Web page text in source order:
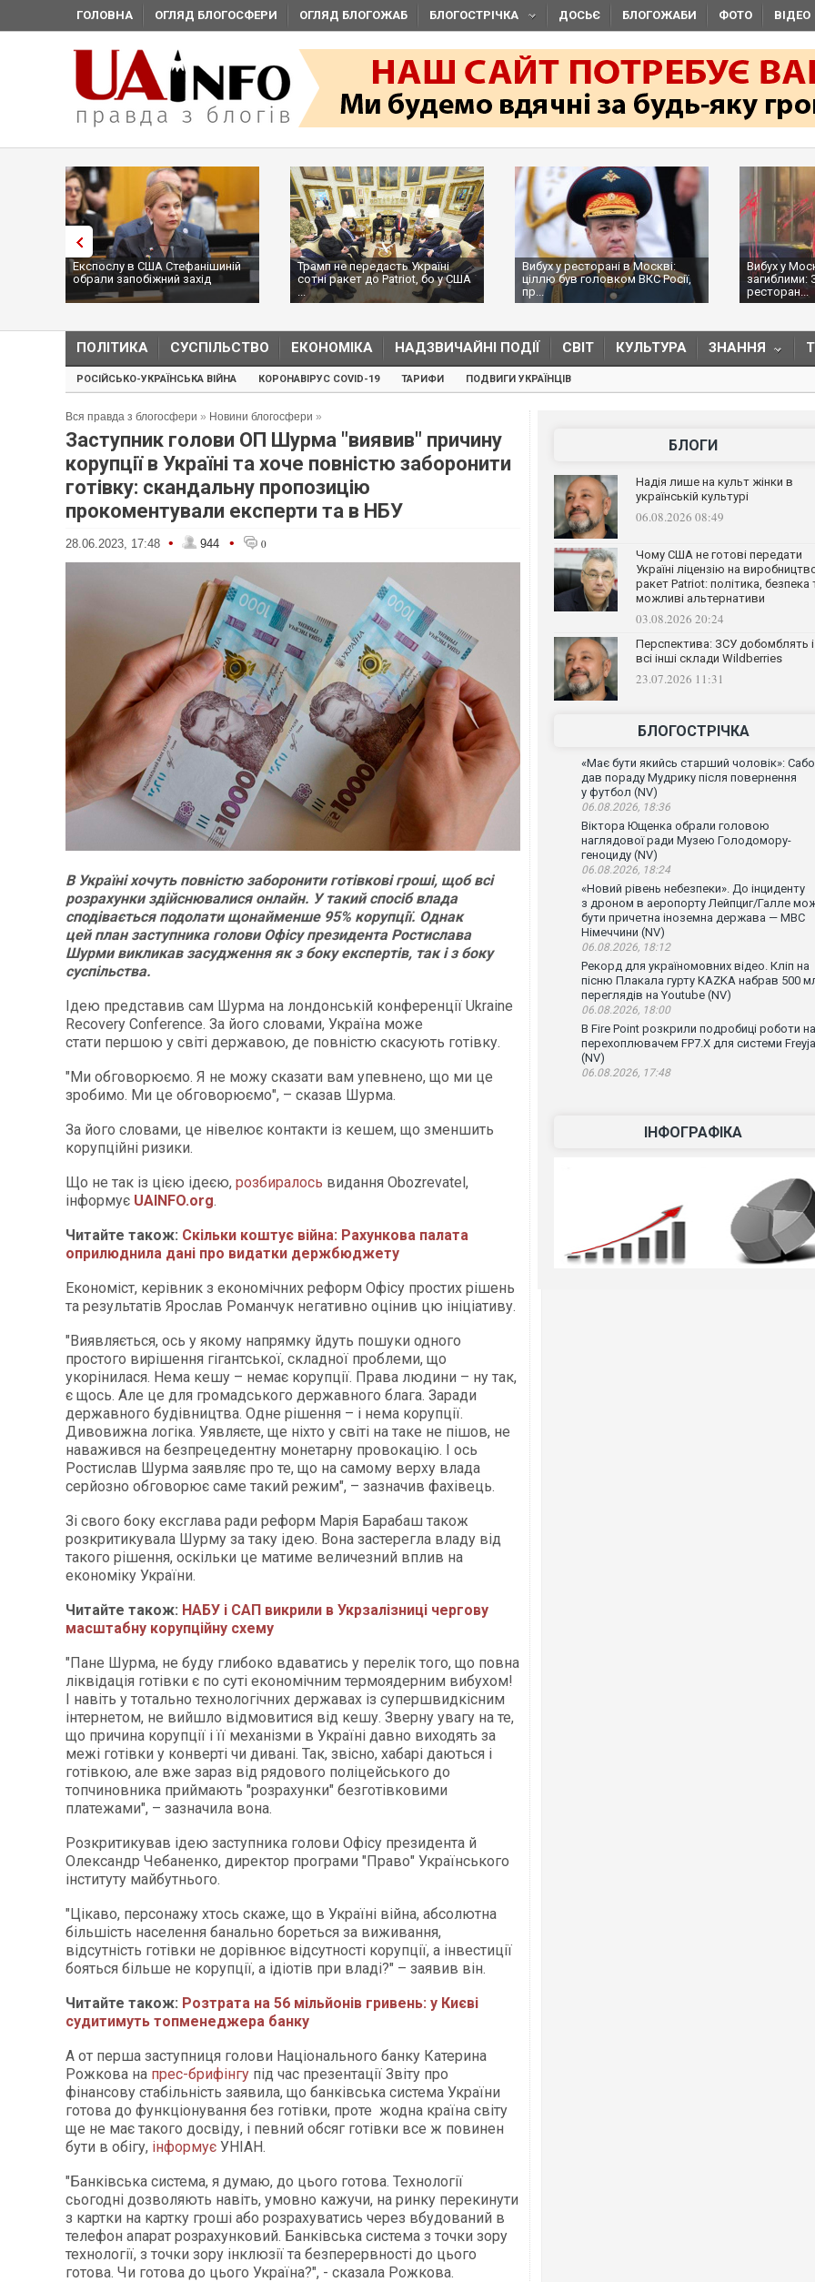
ГОЛОВНА ОГЛЯД БЛОГОСФЕРИ ОГЛЯД БЛОГОЖАБ БЛОГОСТРІЧКА ДОСЬЄ БЛОГОЖАБИ ФОТО ВІДЕО
Експослу в США Стефанішиній
обрали запобіжний захід
Трамп не передасть Україні
сотні ракет до Patriot, бо у США
...
Вибух у ресторані в Москві:
ціллю був головком ВКС Росії,
пр...
Вибух у
загиблими:
ресторан...
ПОЛІТИКА СУСПІЛЬСТВО ЕКОНОМІКА НАДЗВИЧАЙНІ ПОДІЇ СВІТ КУЛЬТУРА ЗНАННЯ
РОСІЙСЬКО-УКРАЇНСЬКА ВІЙНА КОРОНАВІРУС COVID-19 ТАРИФИ ПОДВИГИ УКРАЇНЦІВ
Вся правда з блогосфери » Новини блогосфери »
Заступник голови ОП Шурма "виявив" причину
корупції в Україні та хоче повністю заборонити
готівку: скандальну пропозицію
прокоментували експерти та в НБУ
28.06.2023, 17:48 • 944 • 0
В Україні хочуть повністю заборонити готівкові гроші, щоб всі
розрахунки здійснювалися онлайн. У такий спосіб влада
сподівається подолати щонайменше 95% корупції. Однак
цей план заступника голови Офісу президента Ростислава
Шурми викликав засудження як з боку експертів, так і з боку
суспільства.
Ідею представив сам Шурма на лондонській конференції Ukraine
Recovery Conference. За його словами, Україна може
стати першою у світі державою, де повністю скасують готівку.
"Ми обговорюємо. Я не можу сказати вам упевнено, що ми це
зробимо. Ми це обговорюємо", – сказав Шурма.
За його словами, це нівелює контакти із кешем, що зменшить
корупційні ризики.
Що не так із цією ідеєю, розбиралось видання Оbozrevatel,
інформує UAINFO.org.
Читайте також: Скільки коштує війна: Рахункова палата
оприлюднила дані про видатки держбюджету
Економіст, керівник з економічних реформ Офісу простих рішень
та результатів Ярослав Романчук негативно оцінив цю ініціативу.
"Виявляється, ось у якому напрямку йдуть пошуки одного
простого вирішення гігантської, складної проблеми, що
укорінилася. Нема кешу – немає корупції. Права людини – ну так,
є щось. Але це для громадського державного блага. Заради
державного будівництва. Одне рішення – і нема корупції.
Дивовижна логіка. Уявляєте, ще ніхто у світі на таке не пішов, не
наважився на безпрецедентну монетарну провокацію. І ось
Ростислав Шурма заявляє про те, що на самому верху влада
серйозно обговорює саме такий режим", – зазначив фахівець.
Зі свого боку ексглава ради реформ Марія Барабаш також
розкритикувала Шурму за таку ідею. Вона застерегла владу від
такого рішення, оскільки це матиме величезний вплив на
економіку України.
Читайте також: НАБУ і САП викрили в Укрзалізниці чергову
масштабну корупційну схему
"Пане Шурма, не буду глибоко вдаватись у перелік того, що повна
ліквідація готівки є по суті економічним термоядерним вибухом!
І навіть у тотально технологічних державах із супершвидкісним
інтернетом, не вийшло відмовитися від кешу. Зверну увагу на те,
що причина корупції і її механізми в Україні давно виходять за
межі готівки у конверті чи дивані. Так, звісно, хабарі даються і
готівкою, але вже зараз від рядового поліцейського до
топчиновника приймають "розрахунки" безготівковими
платежами", – зазначила вона.
Розкритикував ідею заступника голови Офісу президента й
Олександр Чебаненко, директор програми "Право" Українського
інституту майбутнього.
"Цікаво, персонажу хтось скаже, що в Україні війна, абсолютна
більшість населення банально бореться за виживання,
відсутність готівки не дорівнює відсутності корупції, а інвестиції
бояться більше не корупції, а ідіотів при владі?" – заявив він.
Читайте також: Розтрата на 56 мільйонів гривень: у Києві
судитимуть топменеджера банку
А от перша заступниця голови Національного банку Катерина
Рожкова на прес-брифінгу під час презентації Звіту про
фінансову стабільність заявила, що банківська система України
готова до функціонування без готівки, проте жодна країна світу
ще не має такого досвіду, і певний обсяг готівки все ж повинен
бути в обігу, інформує УНІАН.
"Банківська система, я думаю, до цього готова. Технології
сьогодні дозволяють навіть, умовно кажучи, на ринку перекинути
з картки на картку гроші або розрахуватись через вбудований в
телефон апарат розрахунковий. Банківська система з точки зору
технології, з точки зору інклюзії та безперервності до цього
готова. Чи готова до цього Україна?", - сказала Рожкова.
БЛОГИ
Надія лише на культ жінки в
українській культурі
06.08.2026 08:49
Чому США не готові передати
Україні ліцензію на
ракет Patriot: політика, безпека
можливі альтернативи
03.08.2026 20:24
Перспектива: ЗСУ добомблять і
всі інші склади Wildberries
23.07.2026 11:31
БЛОГОСТРІЧКА
«Має бути якийсь старший чоловік»: Сабо
дав пораду Мудрику після повернення
у футбол (NV)
06.08.2026, 18:36
Віктора Ющенка обрали головою
наглядової ради Музею Голодомору-
геноциду (NV)
06.08.2026, 18:24
«Новий рівень небезпеки». До інциденту
з дроном в аеропорту Лейпциг/Галле
бути причетна іноземна держава — МВС
Німеччини (NV)
06.08.2026, 18:12
Рекорд для україномовних відео. Кліп на
пісню Плакала гурту KAZKA набрав 500
переглядів на Youtube (NV)
06.08.2026, 18:00
В Fire Point розкрили подробиці роботи
перехоплювачем FP7.X для системи Freyja
(NV)
06.08.2026, 17:48
ІНФОГРАФІКА